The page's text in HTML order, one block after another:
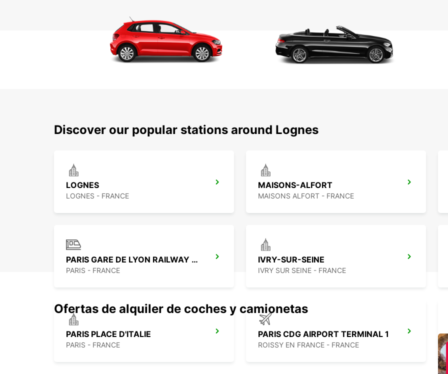
No
esta
para
Discover our popular stations around Lognes
LOGNES
LOGNES - FRANCE
MAISONS-ALFORT
MAISONS ALFORT - FRANCE
PARIS GARE DE LYON RAILWAY STATION
PARIS - FRANCE
IVRY-SUR-SEINE
IVRY SUR SEINE - FRANCE
PARIS PLACE D'ITALIE
PARIS - FRANCE
PARIS CDG AIRPORT TERMINAL 1
ROISSY EN FRANCE - FRANCE
Ofertas de alquiler de coches y camionetas